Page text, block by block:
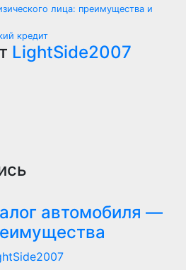
лица: преимущества и
кредит
LightSide2007
автомобиля —